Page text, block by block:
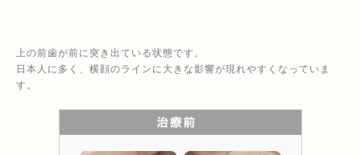
上の前歯が前に突き出ている状態です。
日本人に多く、横顔のラインに大きな影響が現れやすくなっていま
す。